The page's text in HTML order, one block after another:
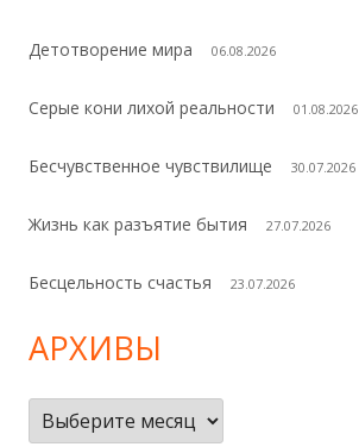
Детотворение мира 06.08.2026
Серые кони лихой реальности 01.08.2026
Бесчувственное чувствилище 30.07.2026
Жизнь как разъятие бытия 27.07.2026
Бесцельность счастья 23.07.2026
АРХИВЫ
Архивы